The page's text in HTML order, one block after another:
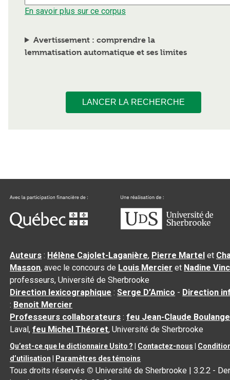
En savoir plus sur ce corpus
Avertissement : comprendre la
lemmatisation automatique et ses limites
LANCER LA RECHERCHE
Auteurs : Hélène Cajolet-Laganière, Pierre Martel et
Masson, avec le concours de Louis Mercier et Nadine
professeurs, Université de Sherbrooke
Direction lexicographique :Serge D’Amico - Direction
: Benoit Mercier
Professeurs collaborateurs :feu Jean-Claude
Laval,feu Michel Théoret, Université de Sherbrooke
Qu’est-ce que le dictionnaire Usito ? Contactez-nous
d’utilisation
Paramètres des témoins
Tous droits réservés © Université de Sherbrooke |3.2.2 -